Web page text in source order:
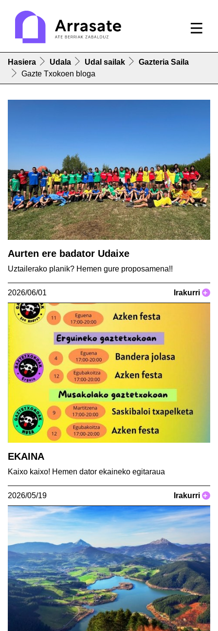
Hasiera Udala Udal sailak
Gazteria Saila
Gazte Txokoen bloga
Aurten ere badator Udaixe
Uztailerako planik? Hemen gure proposamena!!
2026/06/01 Irakurri +
EKAINA
Kaixo kaixo! Hemen dator ekaineko egitaraua
2026/05/19 Irakurri +